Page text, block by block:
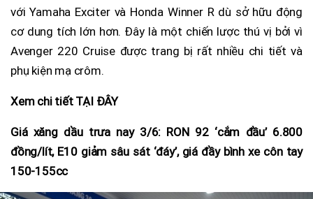
với Yamaha Exciter và Honda Winner R dù sở hữu động
cơ dung tích lớn hơn. Đây là một chiến lược thú vị bởi vì
Avenger 220 Cruise được trang bị rất nhiều chi tiết và
phụ kiện mạ crôm.
Xem chi tiết TẠI ĐÂY
Giá xăng dầu trưa nay 3/6: RON 92 ‘cắm đầu’ 6.800
đồng/lít, E10 giảm sâu sát ‘đáy’, giá đầy bình xe côn tay
150-155cc